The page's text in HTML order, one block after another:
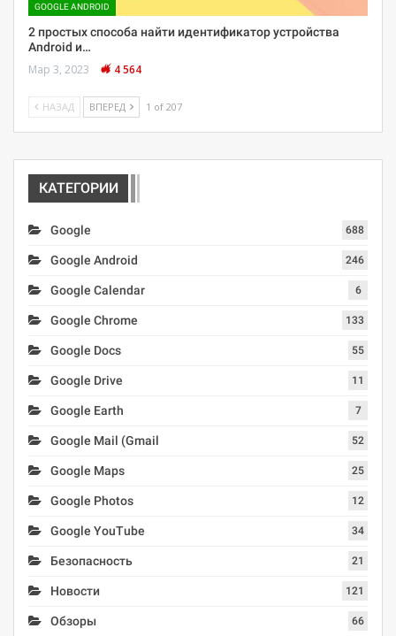
GOOGLE ANDROID
2 простых способа найти идентификатор устройства
Android и…
Мар 3, 2023 4 564
НАЗАД ВПЕРЕД 1 of 207
КАТЕГОРИИ
Google 688
Google Android 246
Google Calendar 6
Google Chrome 133
Google Docs 55
Google Drive 11
Google Earth 7
Google Mail (Gmail 52
Google Maps 25
Google Photos 12
Google YouTube 34
Безопасность 21
Новости 121
Обзоры 66